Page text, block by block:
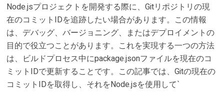
Node.jsプロジェクトを開発する際に、Gitリポジトリの現
在のコミットIDを追跡したい場合があります。この情報
は、デバッグ、バージョニング、またはデプロイメントの
目的で役立つことがあります。これを実現する一つの方法
は、ビルドプロセス中にpackage.jsonファイルを現在のコ
ミットIDで更新することです。この記事では、Gitの現在の
コミットIDを取得し、それをNode.jsを使用して`